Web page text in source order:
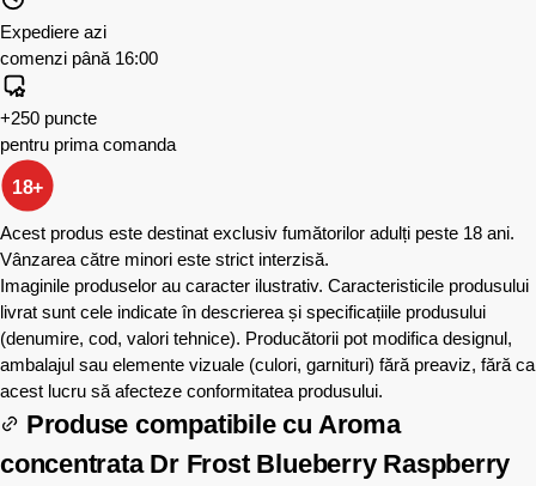
Expediere azi
comenzi până 16:00
+250 puncte
pentru prima comanda
18+
Acest produs este destinat exclusiv fumătorilor adulți peste 18 ani.
Vânzarea către minori este strict interzisă.
Imaginile produselor au caracter ilustrativ. Caracteristicile produsului
livrat sunt cele indicate în descrierea și specificațiile produsului
(denumire, cod, valori tehnice). Producătorii pot modifica designul,
ambalajul sau elemente vizuale (culori, garnituri) fără preaviz, fără ca
acest lucru să afecteze conformitatea produsului.
Produse compatibile cu Aroma
concentrata Dr Frost Blueberry Raspberry